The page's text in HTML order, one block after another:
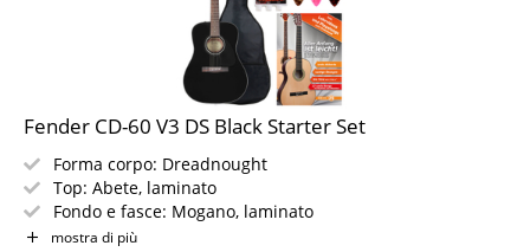
Fender CD-60 V3 DS Black Starter Set
Forma corpo: Dreadnought
Top: Abete, laminato
Fondo e fasce: Mogano, laminato
Manico: Mogano, profilo a C
mostra di più